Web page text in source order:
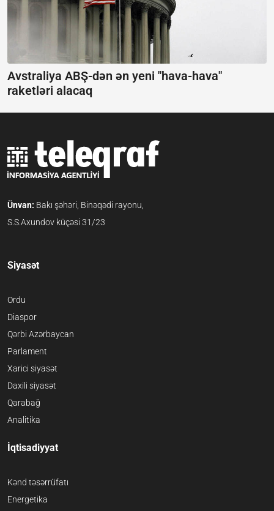
Avstraliya ABŞ-dən ən yeni "hava-hava"
raketləri alacaq
Ünvan: Bakı şəhəri, Binəqədi rayonu,
S.S.Axundov küçəsi 31/23
Siyasət
Ordu
Diaspor
Qərbi Azərbaycan
Parlament
Xarici siyasət
Daxili siyasət
Qarabağ
Analitika
İqtisadiyyat
Kənd təsərrüfatı
Energetika